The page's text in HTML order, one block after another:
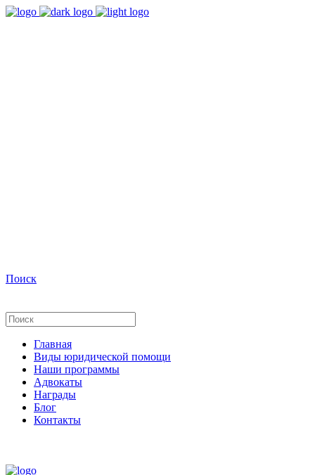
Поиск
Главная
Виды юридической помощи
Наши программы
Адвокаты
Награды
Блог
Контакты